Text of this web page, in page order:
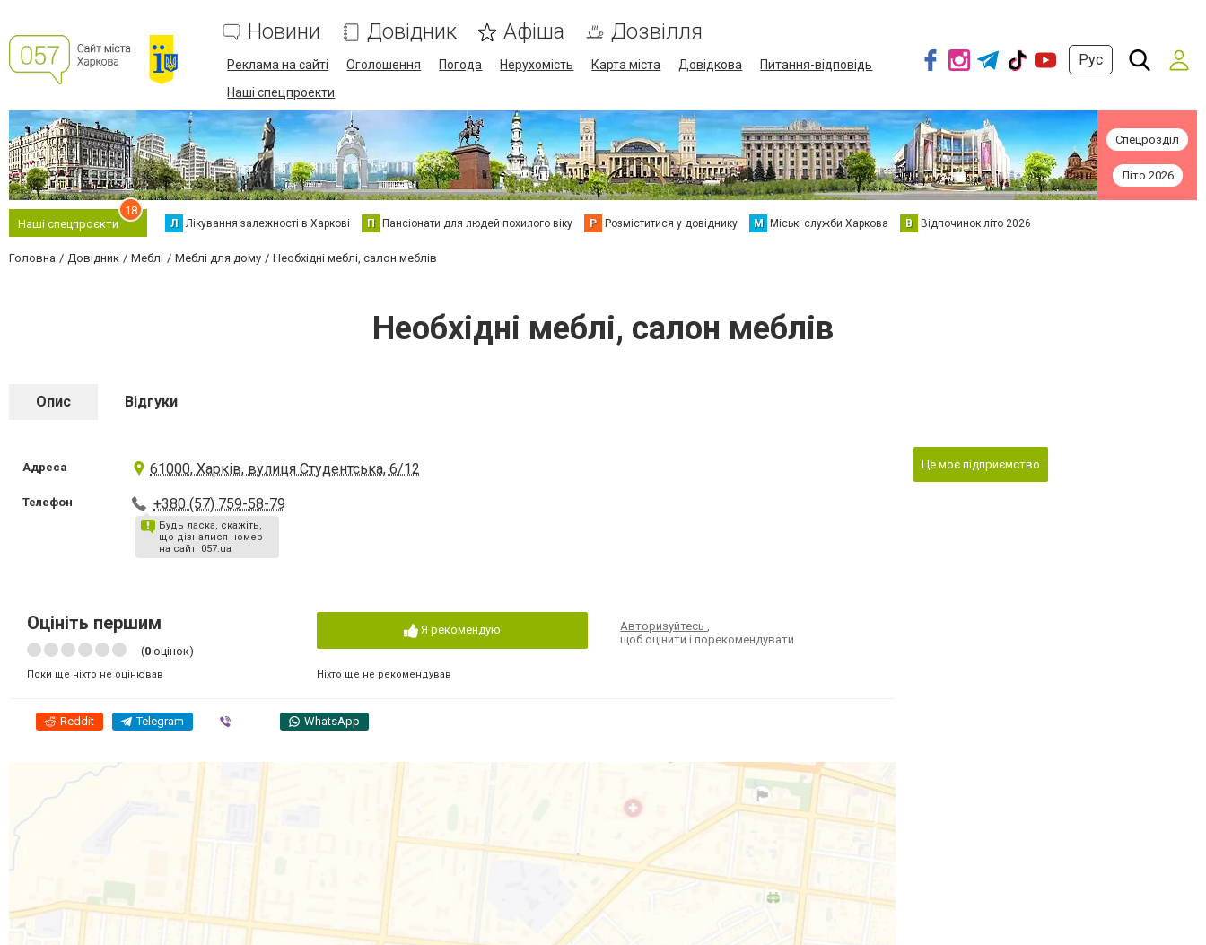
Новини Довідник Афіша Дозвілля
Реклама на сайті Оголошення Погода Нерухомість Карта міста Довідкова
Питання-відповідь
Наші спецпроекти
Рус
Спецрозділ
Літо 2026
Наші спецпроєкти
18
Л Лікування залежності в Харкові П Пансіонати для людей похилого віку Р Розміститися у довіднику М Міські служби Харкова В Відпочинок літо 2026
Головна Довідник Меблі Меблі для дому Необхідні меблі, салон меблів
Необхідні меблі, салон меблів
Опис Відгуки
Адреса 61000, Харків, вулиця Студентська, 6/12
Телефон +380 (57) 759-58-79
Будь ласка, скажіть,
що дізналися номер
на сайті 057.ua
Оцініть першим
(0 оцінок)
Поки ще ніхто не оцінював
Я рекомендую
Ніхто ще не рекомендував
Авторизуйтесь,
щоб оцінити і порекомендувати
Reddit Telegram WhatsApp
Це моє підприємство